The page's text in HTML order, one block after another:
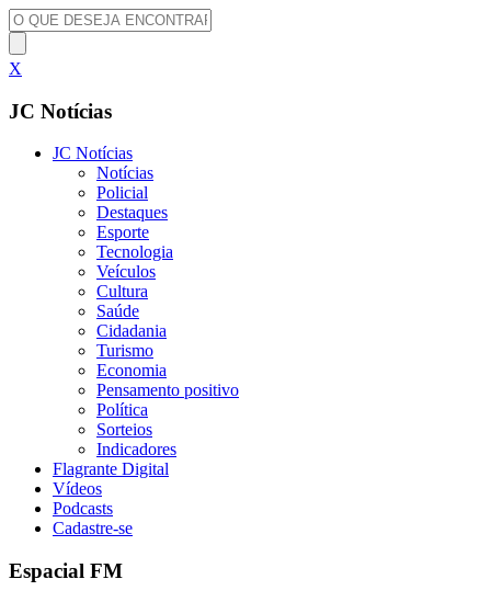
X
JC Notícias
JC Notícias
Notícias
Policial
Destaques
Esporte
Tecnologia
Veículos
Cultura
Saúde
Cidadania
Turismo
Economia
Pensamento positivo
Política
Sorteios
Indicadores
Flagrante Digital
Vídeos
Podcasts
Cadastre-se
Espacial FM